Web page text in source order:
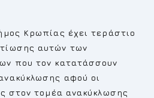
Κρωπίας έχει τεράστιο
αυτών των
που τον κατατάσσουν
αφού οι
στον τομέα ανακύκλωσης